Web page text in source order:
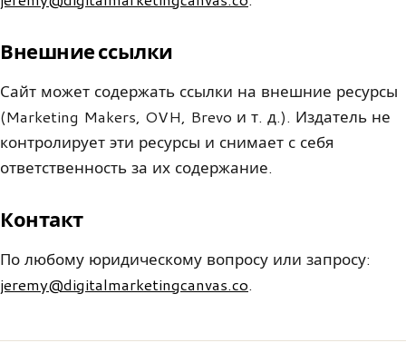
Внешние ссылки
Сайт может содержать ссылки на внешние ресурсы
(Marketing Makers, OVH, Brevo и т. д.). Издатель не
контролирует эти ресурсы и снимает с себя
ответственность за их содержание.
Контакт
По любому юридическому вопросу или запросу:
jeremy@digitalmarketingcanvas.co.